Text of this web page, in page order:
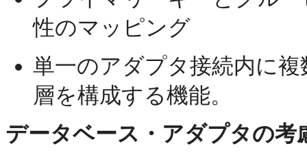
性のマッピング
単一のアダプタ接続内に
層を構成する機能。
データベース・アダプタの考